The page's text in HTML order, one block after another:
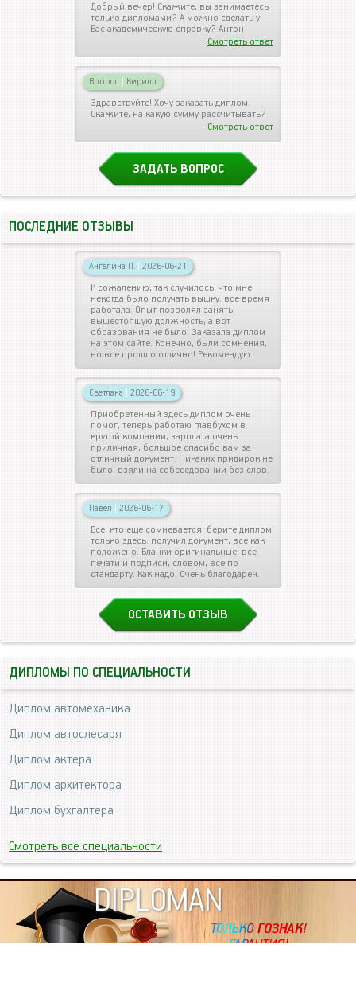
Добрый вечер! Скажите, вы занимаетесь
только дипломами? А можно сделать у
Вас академическую справку? Антон
Смотреть ответ
Вопрос Кирилл
Здравствуйте! Хочу заказать диплом.
Скажите, на какую сумму рассчитывать?
Смотреть ответ
ЗАДАТЬ ВОПРОС
ПОСЛЕДНИЕ ОТЗЫВЫ
Ангелина П. 2026-06-21
К сожалению, так случилось, что мне
некогда было получать вышку: все время
работала. Опыт позволял занять
вышестоящую должность, а вот
образования не было. Заказала диплом
на этом сайте. Конечно, были сомнения,
но все прошло отлично! Рекомендую.
Светлана 2026-06-19
Приобретенный здесь диплом очень
помог, теперь работаю главбухом в
крутой компании, зарплата очень
приличная, большое спасибо вам за
отличный документ. Никаких придирок не
было, взяли на собеседовании без слов.
Павел 2026-06-17
Все, кто еще сомневается, берите диплом
только здесь: получил документ, все как
положено. Бланки оригинальные, все
печати и подписи, словом, все по
стандарту. Как надо. Очень благодарен.
ОСТАВИТЬ ОТЗЫВ
ДИПЛОМЫ ПО СПЕЦИАЛЬНОСТИ
Диплом автомеханика
Диплом автослесаря
Диплом актера
Диплом архитектора
Диплом бухгалтера
Смотреть все специальности
DIPLOMAN